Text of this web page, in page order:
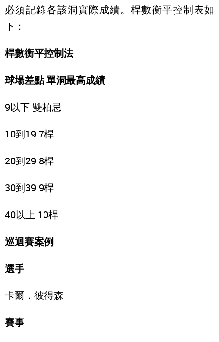
必須記錄各該洞實際成績。桿數衡平控制表如
下：
桿數衡平控制法
球場差點 單洞最高成績
9以下 雙柏忌
10到19 7桿
20到29 8桿
30到39 9桿
40以上 10桿
巡迴賽案例
選手
卡爾．彼得森
賽事